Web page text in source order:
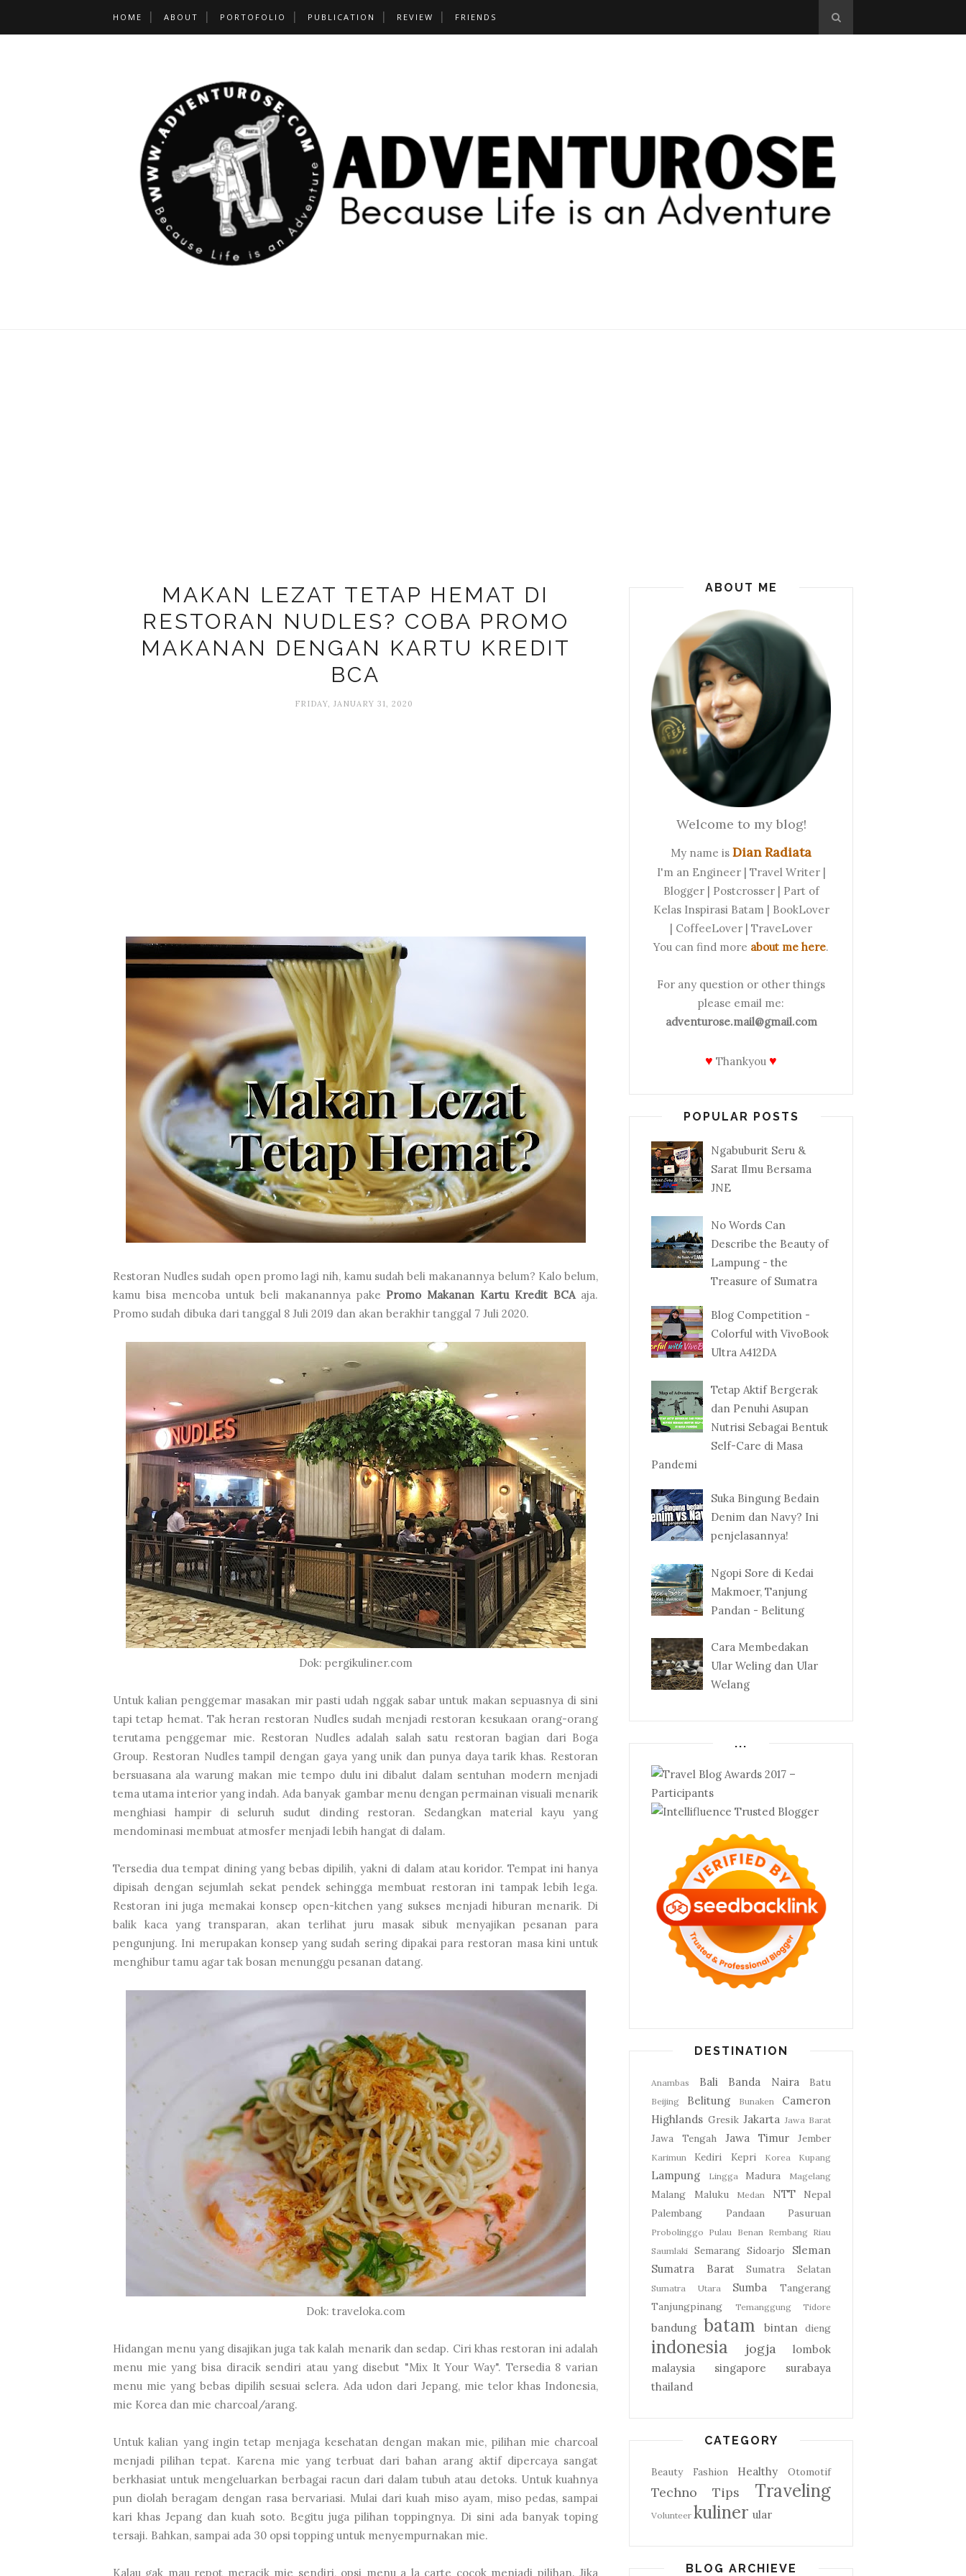
HOME ABOUT PORTOFOLIO PUBLICATION REVIEW FRIENDS
MAKAN LEZAT TETAP HEMAT DI
RESTORAN NUDLES? COBA PROMO
MAKANAN DENGAN KARTU KREDIT
BCA
FRIDAY, JANUARY 31, 2020
Restoran Nudles sudah open promo lagi nih, kamu sudah beli makanannya belum? Kalo belum,
kamu bisa mencoba untuk beli makanannya pake Promo Makanan Kartu Kredit BCAaja.
Promo sudah dibuka dari tanggal 8 Juli 2019 dan akan berakhir tanggal 7 Juli 2020.
Dok: pergikuliner.com
Untuk kalian penggemar masakan mir pasti udah nggak sabar untuk makan sepuasnya di sini
tapi tetap hemat. Tak heran restoran Nudles sudah menjadi restoran kesukaan orang-orang
terutama penggemar mie. Restoran Nudles adalah salah satu restoran bagian dari Boga
Group. Restoran Nudles tampil dengan gaya yang unik dan punya daya tarik khas. Restoran
bersuasana ala warung makan mie tempo dulu ini dibalut dalam sentuhan modern menjadi
tema utama interior yang indah. Ada banyak gambar menu dengan permainan visuali menarik
menghiasi hampir di seluruh sudut dinding restoran. Sedangkan material kayu yang
mendominasi membuat atmosfer menjadi lebih hangat di dalam.
Tersedia dua tempat dining yang bebas dipilih, yakni di dalam atau koridor. Tempat ini hanya
dipisah dengan sejumlah sekat pendek sehingga membuat restoran ini tampak lebih lega.
Restoran ini juga memakai konsep open-kitchen yang sukses menjadi hiburan menarik. Di
balik kaca yang transparan, akan terlihat juru masak sibuk menyajikan pesanan para
pengunjung. Ini merupakan konsep yang sudah sering dipakai para restoran masa kini untuk
menghibur tamu agar tak bosan menunggu pesanan datang.
Dok: traveloka.com
Hidangan menu yang disajikan juga tak kalah menarik dan sedap. Ciri khas restoran ini adalah
menu mie yang bisa diracik sendiri atau yang disebut "Mix It Your Way". Tersedia 8 varian
menu mie yang bebas dipilih sesuai selera. Ada udon dari Jepang, mie telor khas Indonesia,
mie Korea dan mie charcoal/arang.
Untuk kalian yang ingin tetap menjaga kesehatan dengan makan mie, pilihan mie charcoal
menjadi pilihan tepat. Karena mie yang terbuat dari bahan arang aktif dipercaya sangat
berkhasiat untuk mengeluarkan berbagai racun dari dalam tubuh atau detoks. Untuk kuahnya
pun diolah beragam dengan rasa bervariasi. Mulai dari kuah miso ayam, miso pedas, sampai
kari khas Jepang dan kuah soto. Begitu juga pilihan toppingnya. Di sini ada banyak toping
tersaji. Bahkan, sampai ada 30 opsi topping untuk menyempurnakan mie.
Kalau gak mau repot meracik mie sendiri, opsi menu a la carte cocok menjadi pilihan. Jika
ABOUT ME
Welcome to my blog!
My name is Dian Radiata
I'm an Engineer | Travel Writer |
Blogger | Postcrosser | Part of
Kelas Inspirasi Batam | BookLover
| CoffeeLover | TraveLover
You can find more about me here.
For any question or other things
please email me:
adventurose.mail@gmail.com
♥ Thankyou ♥
POPULAR POSTS
Ngabuburit Seru &
Sarat Ilmu Bersama
JNE
No Words Can
Describe the Beauty of
Lampung - the
Treasure of Sumatra
Blog Competition -
Colorful with VivoBook
Ultra A412DA
Tetap Aktif Bergerak
dan Penuhi Asupan
Nutrisi Sebagai Bentuk
Self-Care di Masa
Pandemi
Suka Bingung Bedain
Denim dan Navy? Ini
penjelasannya!
Ngopi Sore di Kedai
Makmoer, Tanjung
Pandan - Belitung
Cara Membedakan
Ular Weling dan Ular
Welang
...
DESTINATION
Anambas Bali Banda Naira Batu
Beijing Belitung Bunaken
Cameron
Highlands Gresik Jakarta Jawa Barat
Jawa Tengah Jawa Timur Jember
Karimun Kediri Kepri Korea Kupang
Lampung Lingga Madura Magelang
Malang Maluku Medan NTT
Nepal
Palembang
Pandaan Pasuruan
Probolinggo Pulau Benan Rembang Riau
Saumlaki Semarang Sidoarjo
Sleman
Sumatra Barat
Sumatra Selatan
Sumatra Utara Sumba
Tangerang
Tanjungpinang
Temanggung Tidore
bandung batam bintan dieng
indonesia jogja
lombok
malaysia
singapore
surabaya
thailand
CATEGORY
Beauty Fashion Healthy Otomotif
Techno Tips Traveling
Volunteer kuliner ular
BLOG ARCHIEVE